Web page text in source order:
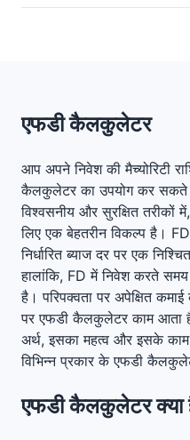
एफडी कैलकुलेटर
आप अपने निवेश की मैच्योरिटी
कैलकुलेटर का उपयोग कर सकते
विश्वसनीय और सुरक्षित तरीकों
लिए एक बेहतरीन विकल्प है।
निर्धारित ब्याज दर पर एक
हालांकि, FD में निवेश करते
है। परिपक्वता पर अपेक्षित
पर एफडी कैलकुलेटर काम
अर्थ, इसका महत्व और इसके
विभिन्न प्रकार के एफडी
एफडी कैलकुलेटर क्या